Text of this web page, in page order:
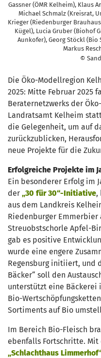
Gassner (ÖMR Kelheim), Klaus
Michael Schmalz (Kreisrat,
Krieger (Riedenburger
Kügel), Lucia Gruber (Biohof
Aunkofer), Georg Stöckl
Markus
©
Die Öko-Modellregion
2025: Mitte Februar 2025
Beraternetzwerks der
Landratsamt Kelheim
die Gelegenheit, um auf
zurückzublicken,
neue Projekte für die
Erfolgreiche Projekte im
Ein besonderer Erfolg im
der „30 für 30“-Initiative,
aus dem Landkreis
Riedenburger
Streuobstschorle Apfel-
gab es positive
wurde eine engere
Regensburg initiiert, und
Bäcker“ soll den
unterstützt eine Bäckerei
Bio-
Sortiments auf Bio
Im Bereich Bio-Fleisch
ebenfalls Fortschritte. Mit
„Schlachthaus